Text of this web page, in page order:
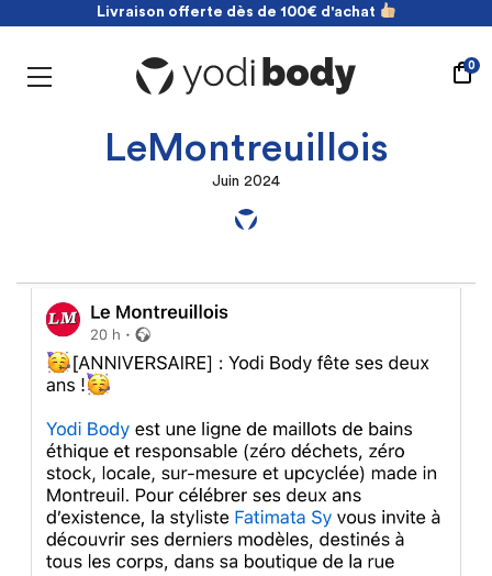
Livraison offerte dès de 100€ d'achat
Livraison offerte dès de 100€ d'achat
0
LeMontreuillois
Juin 2024